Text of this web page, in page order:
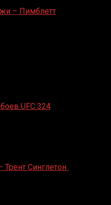
– Пимблетт
UFC 324
Трент Синглетон